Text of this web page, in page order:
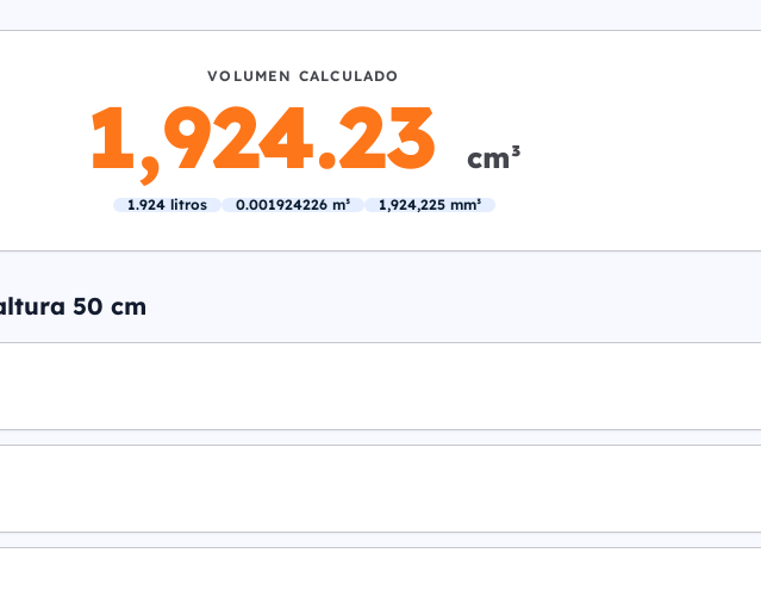
VOLUMEN CALCULADO
1,924.23 cm³
1.924 litros 0.001924226 m³ 1,924,225 mm³
50 cm